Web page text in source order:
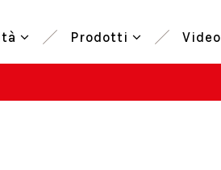
Prodotti Video